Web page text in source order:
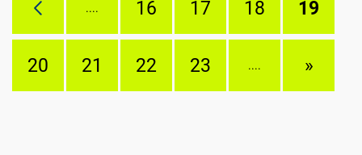
.... 16 17 18 19
20 21 22 23 .... »